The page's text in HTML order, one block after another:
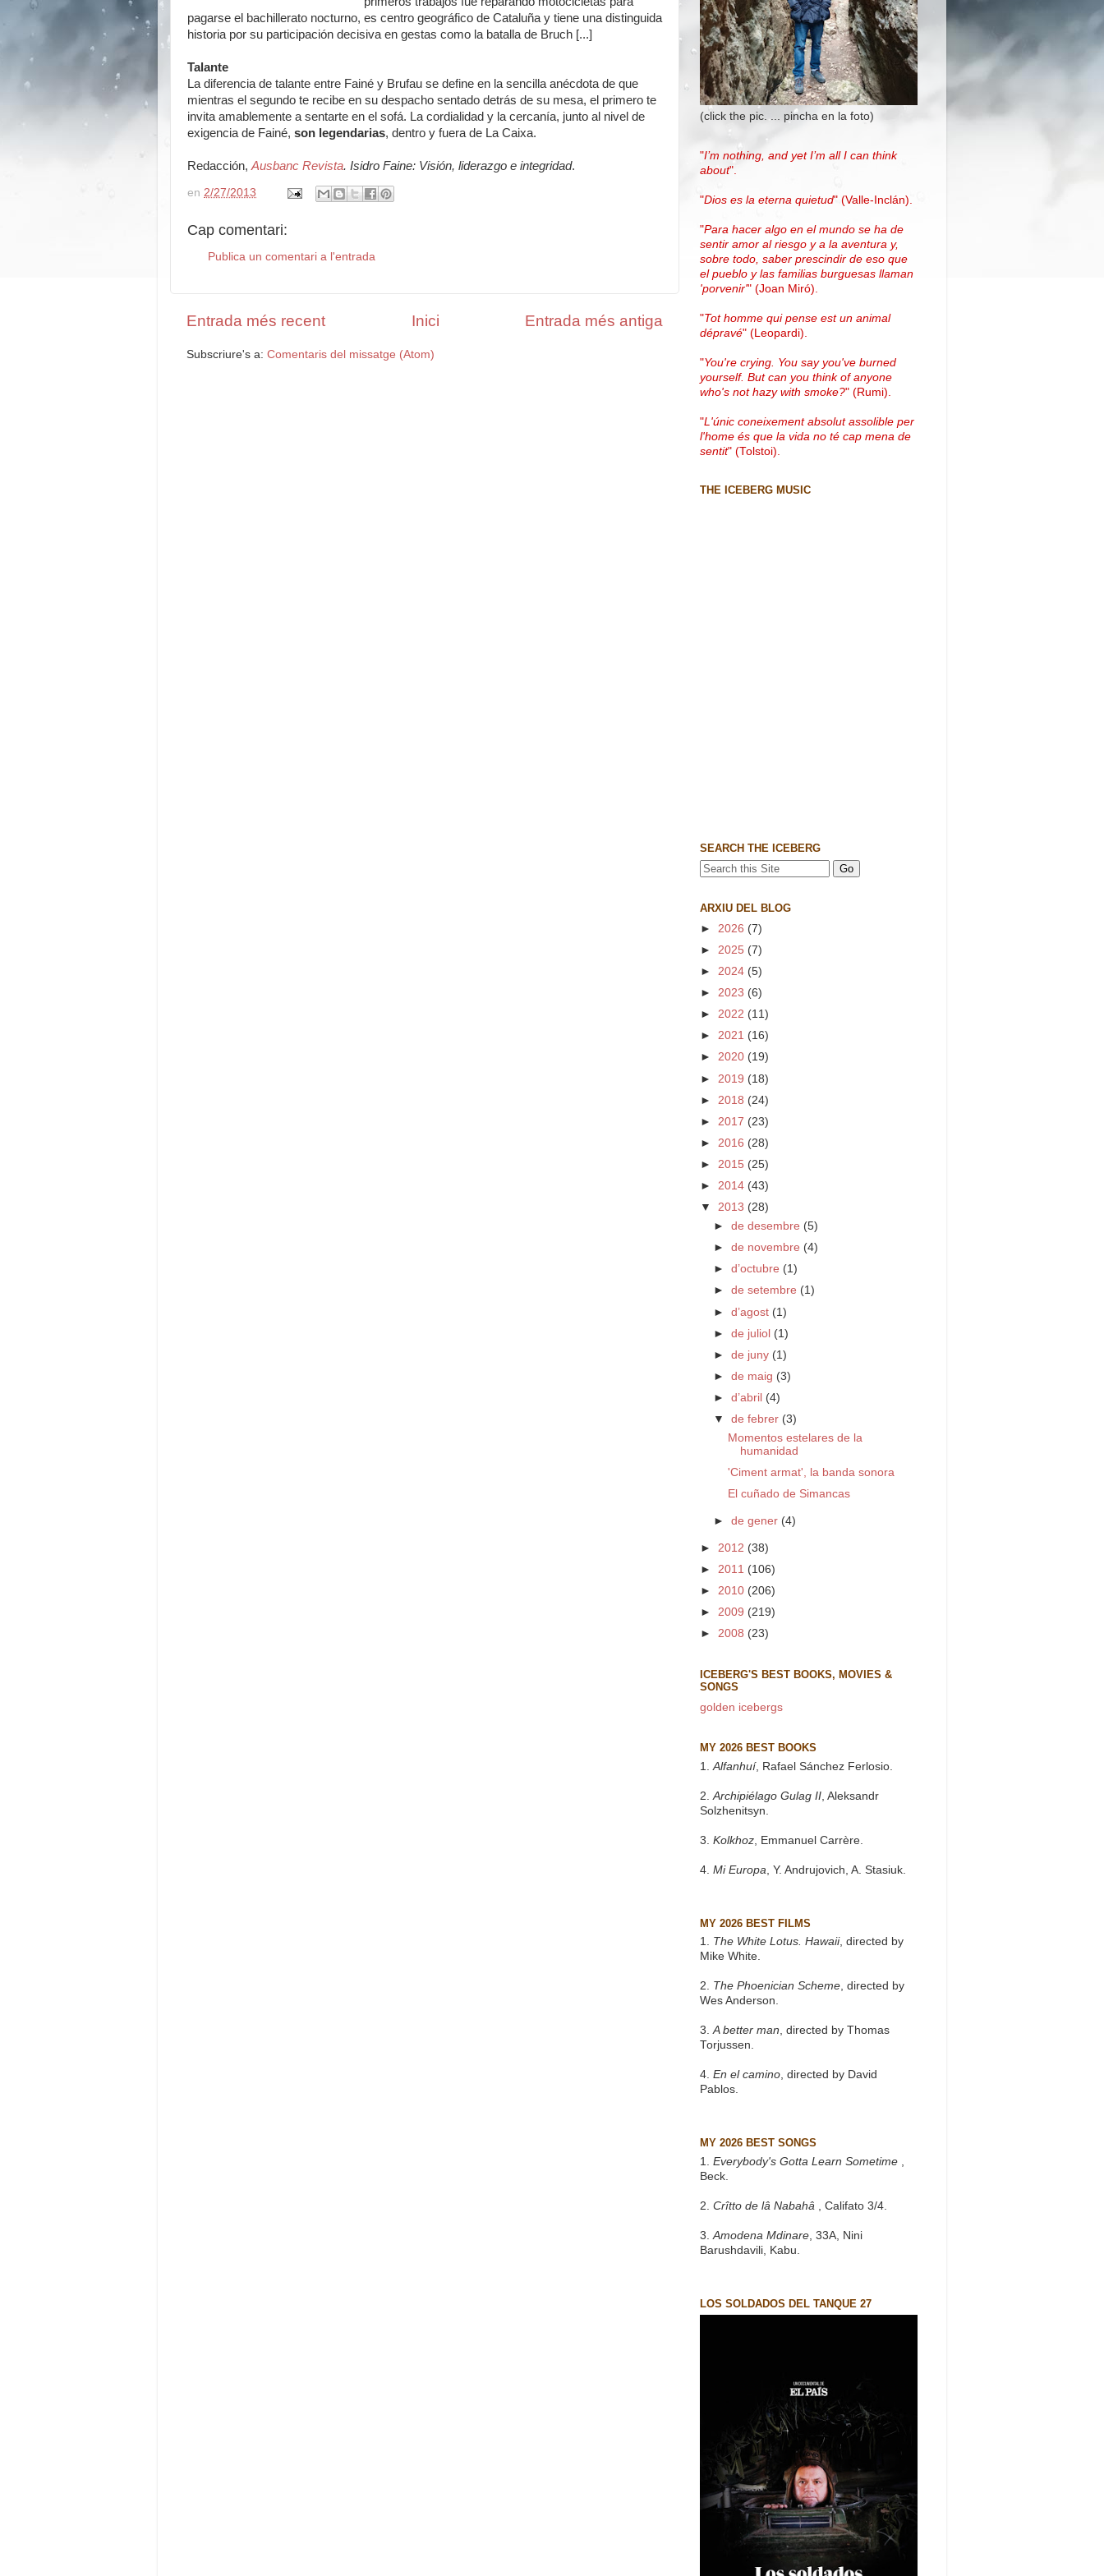
pagarse el bachillerato nocturno, es centro geográfico de Cataluña y tiene una distinguida
historia por su participación decisiva en gestas como la batalla de Bruch [...]
Talante
La diferencia de talante entre Fainé y Brufau se define en la sencilla anécdota de que
mientras el segundo te recibe en su despacho sentado detrás de su mesa, el primero te
invita amablemente a sentarte en el sofá. La cordialidad y la cercanía, junto al nivel de
exigencia de Fainé, son legendarias, dentro y fuera de La Caixa.
Redacción, Ausbanc Revista. Isidro Faine: Visión, liderazgo e integridad.
en 2/27/2013
Cap comentari:
Publica un comentari a l'entrada
Entrada més recent Entrada més antiga
Inici
Subscriure's a: Comentaris del missatge (Atom)
(click the pic. ... pincha en la foto)
"I’m nothing, and yet I’m all I can think
about".
"Dios es la eterna quietud" (Valle-Inclán)
"Para hacer algo en el mundo se ha de
sentir amor al riesgo y a la aventura y,
sobre todo, saber prescindir de eso que
el pueblo y las familias burguesas llaman
'porvenir'" (Joan Miró)
"Tot homme qui pense est un animal
dépravé" (Leopardi).
"You're crying. You say you've burned
yourself. But can you think of anyone
who's not hazy with smoke?" (Rumi).
"L'únic coneixement absolut assolible per
l'home és que la vida no té cap mena de
sentit" (Tolstoi).
THE ICEBERG MUSIC
SEARCH THE ICEBERG
ARXIU DEL BLOG
► 2026 (7)
► 2025 (7)
► 2024 (5)
► 2023 (6)
► 2022 (11)
► 2021 (16)
► 2020 (19)
► 2019 (18)
► 2018 (24)
► 2017 (23)
► 2016 (28)
► 2015 (25)
► 2014 (43)
▼ 2013 (28)
►de desembre (5)
►de novembre (4)
►d’octubre (1)
►de setembre (1)
►d’agost (1)
►de juliol (1)
►de juny (1)
►de maig (3)
►d’abril (4)
▼de febrer (3)
Momentos estelares de la
humanidad
'Ciment armat', la banda sonora
El cuñado de Simancas
►de gener (4)
► 2012 (38)
► 2011 (106)
► 2010 (206)
► 2009 (219)
► 2008 (23)
ICEBERG'S BEST BOOKS, MOVIES &
SONGS
golden icebergs
MY 2026 BEST BOOKS
1. Alfanhuí, Rafael Sánchez Ferlosio.
2. Archipiélago Gulag II , Aleksandr
Solzhenitsyn.
3. Kolkhoz , Emmanuel Carrère.
4. Mi Europa , Y. Andrujovich, A. Stasiuk.
MY 2026 BEST FILMS
1. The White Lotus. Hawaii, directed by
Mike White.
2. The Phoenician Scheme, directed by
Wes Anderson.
3.A better man, directed by Thomas
Torjussen.
4. En el camino, directed by David
Pablos.
MY 2026 BEST SONGS
1. Everybody's Gotta Learn Sometime
Beck.
2. Crîtto de lâ Nabahâ , Califato 3/4.
3. Amodena Mdinare , 33A, Nini
Barushdavili, Kabu.
LOS SOLDADOS DEL TANQUE 27